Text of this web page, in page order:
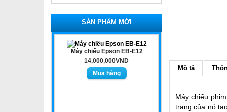
SẢN PHẨM MỚI
Máy chiếu Epson EB-E12
14,000,000VND
Mô tả
Máy chiếu
trang của nó